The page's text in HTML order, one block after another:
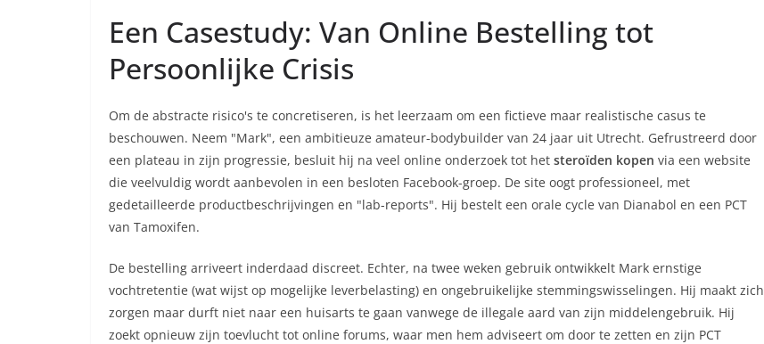
Een Casestudy: Van Online Bestelling tot
Persoonlijke Crisis
Om de abstracte risico's te concretiseren, is het leerzaam om een fictieve maar realistische casus te
beschouwen. Neem "Mark", een ambitieuze amateur-bodybuilder van 24 jaar uit Utrecht. Gefrustreerd door
een plateau in zijn progressie, besluit hij na veel online onderzoek tot het steroïden kopen via een website
die veelvuldig wordt aanbevolen in een besloten Facebook-groep. De site oogt professioneel, met
gedetailleerde productbeschrijvingen en "lab-reports". Hij bestelt een orale cycle van Dianabol en een PCT
van Tamoxifen.
De bestelling arriveert inderdaad discreet. Echter, na twee weken gebruik ontwikkelt Mark ernstige
vochtretentie (wat wijst op mogelijke leverbelasting) en ongebruikelijke stemmingswisselingen. Hij maakt zich
zorgen maar durft niet naar een huisarts te gaan vanwege de illegale aard van zijn middelengebruik. Hij
zoekt opnieuw zijn toevlucht tot online forums, waar men hem adviseert om door te zetten en zijn PCT